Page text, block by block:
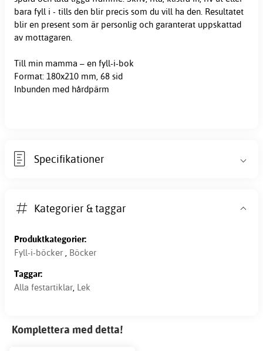
bara fyll i - tills den blir precis som du vill ha den. Resultatet
blir en present som är personlig och garanterat uppskattad
av mottagaren.
Till min mamma – en fyll-i-bok
Format: 180x210 mm, 68 sid
Inbunden med hårdpärm
Specifikationer
Kategorier & taggar
Produktkategorier:
Fyll-i-böcker , Böcker
Taggar:
Alla festartiklar, Lek
Komplettera med detta!